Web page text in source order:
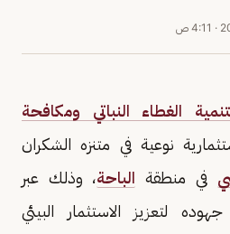
· 4:11 ص
الغطاء النباتي ومكافحة
نوعية في متنزه الشكران
في منطقة الباحة، وذلك عبر
لتعزيز الاستثمار البيئي